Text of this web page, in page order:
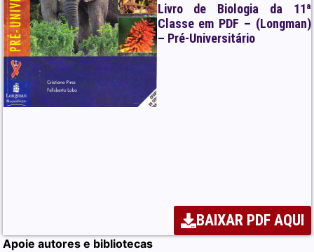
Livro de Biologia da 11ª
Classe em PDF – (Longman)
– Pré-Universitário
BAIXAR PDF AQUI
Apoie autores e bibliotecas